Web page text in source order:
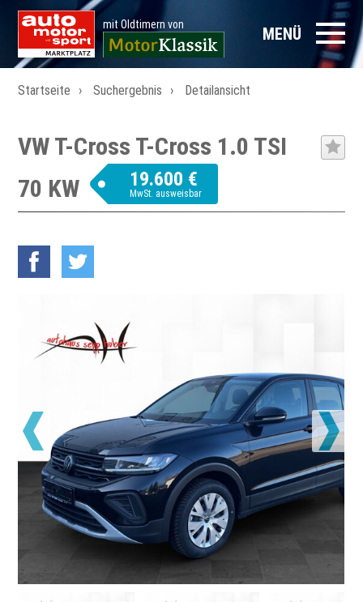
mit Oldtimern von MENÜ
Startseite Suchergebnis Detailansicht
VW T-Cross T-Cross 1.0 TSI
70 KW
19.600 €
MwSt. ausweisbar